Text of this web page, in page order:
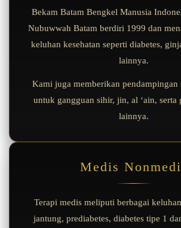
Bekam Batam Bengkel Manusia
Nubuwwah Batam berdiri 1999 dan
keluhan kesehatan seperti diabetes,
lainnya.
Kami juga memberikan
untuk gangguan sihir, jin, al ‘ain, serta
lainnya.
Medis
Terapi medis meliputi berbagai
jantung, prediabetes, diabetes tipe 1